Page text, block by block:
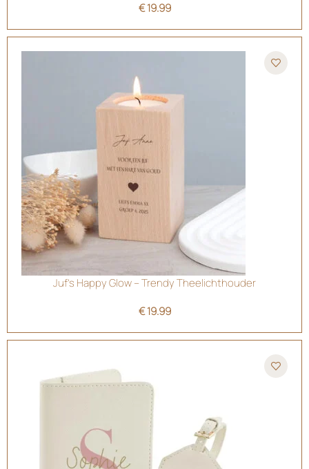
€19.99
Juf’s Happy Glow – Trendy Theelichthouder
€19.99